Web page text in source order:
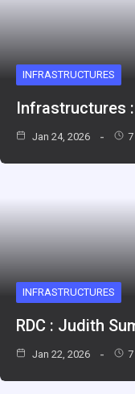
INFRASTRUCTURES
Infrastructures
Jan 24, 2026
INFRASTRUCTURES
RDC : Judith
Jan 22, 2026